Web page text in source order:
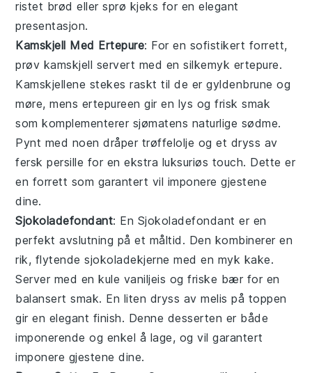
ristet brød eller sprø kjeks for en elegant
presentasjon.
Kamskjell Med Ertepure: For en sofistikert forrett,
prøv kamskjell servert med en silkemyk ertepure.
Kamskjellene stekes raskt til de er gyldenbrune og
møre, mens ertepureen gir en lys og frisk smak
som komplementerer sjømatens naturlige sødme.
Pynt med noen dråper trøffelolje og et dryss av
fersk persille for en ekstra luksuriøs touch. Dette er
en forrett som garantert vil imponere gjestene
dine.
Sjokoladefondant: En Sjokoladefondant er en
perfekt avslutning på et måltid. Den kombinerer en
rik, flytende sjokoladekjerne med en myk kake.
Server med en kule vaniljeis og friske bær for en
balansert smak. En liten dryss av melis på toppen
gir en elegant finish. Denne desserten er både
imponerende og enkel å lage, og vil garantert
imponere gjestene dine.